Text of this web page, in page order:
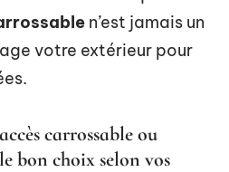
n’est jamais un
votre extérieur pour
carrossable ou
bon choix selon vos